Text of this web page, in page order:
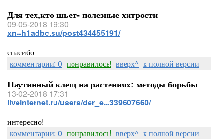
Для тех,кто шьет- полезные хитрости
09-05-2018 19:30
xn--h1adbc.su/post434455191/
спасибо
комментарии: 0 понравилось! вверх^ к полной версии
Паутинный клещ на растениях: методы борьбы
13-02-2018 17:31
liveinternet.ru/users/der_e...339607660/
интересно!
комментарии: 0 понравилось! вверх^ к полной версии